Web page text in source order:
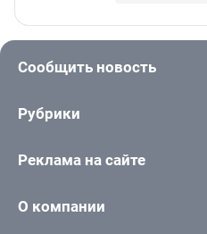
Сообщить новость
Рубрики
Реклама на сайте
О компании